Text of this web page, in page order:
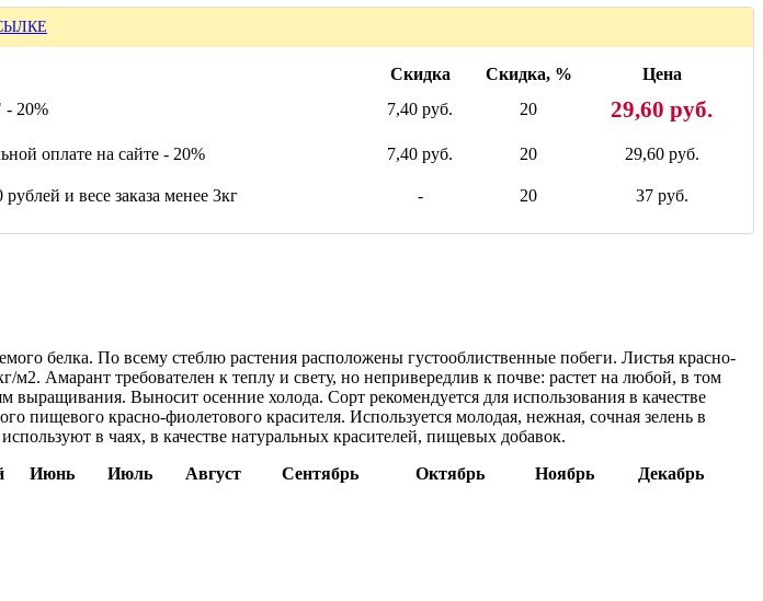
Скидка Скидка, %
Цена
- 20%
7,40 руб. 20 29,60 руб.
оплате на сайте - 20% 7,40 руб. 20 29,60 руб.
и весе заказа менее 3кг - 20 37 руб.
белка. По всему стеблю растения расположены густооблиственные побеги. Листья красно-
Амарант требователен к теплу и свету, но непривередлив к почве: растет на любой, в том
Выносит осенние холода. Сорт рекомендуется для использования в качестве
пищевого красно-фиолетового красителя. Используется молодая, нежная, сочная зелень в
в чаях, в качестве натуральных красителей, пищевых добавок.
Июнь Июль Август Сентябрь Октябрь Ноябрь
Декабрь